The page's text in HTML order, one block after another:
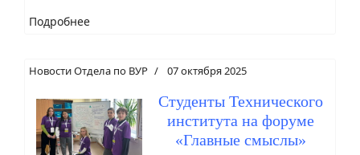
Подробнее
Новости Отдела по ВУР 07 октября 2025
Студенты Технического
института на форуме
«Главные смыслы»